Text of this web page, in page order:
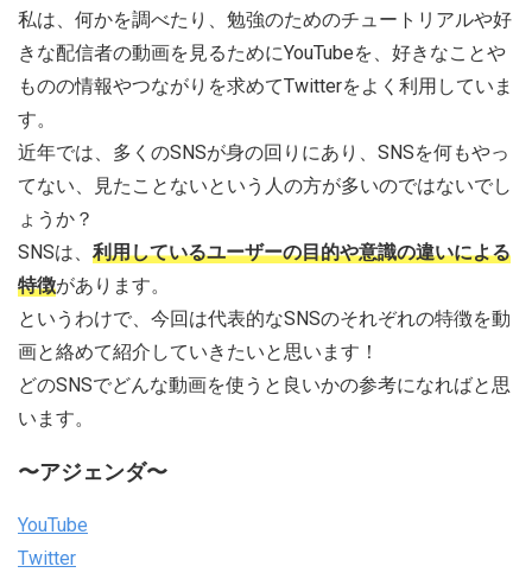
私は、何かを調べたり、勉強のためのチュートリアルや好
きな配信者の動画を見るためにYouTubeを、好きなことや
ものの情報やつながりを求めてTwitterをよく利用していま
す。
近年では、多くのSNSが身の回りにあり、SNSを何もやっ
てない、見たことないという人の方が多いのではないでし
ょうか？
SNSは、 利用しているユーザーの目的や意識の違いによる
特徴があります。
というわけで、今回は代表的なSNSのそれぞれの特徴を動
画と絡めて紹介していきたいと思います！
どのSNSでどんな動画を使うと良いかの参考になればと思
います。
〜アジェンダ〜
YouTube
Twitter